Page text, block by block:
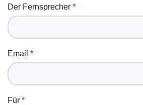
Der Fernsprecher
Email
Für